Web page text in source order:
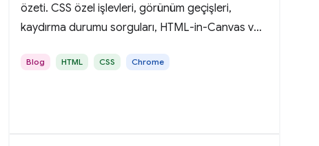
özeti. CSS özel işlevleri, görünüm geçişleri,
kaydırma durumu sorguları, HTML-in-Canvas ve
Blog HTML CSS Chrome